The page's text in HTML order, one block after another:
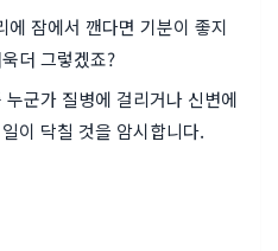
에 잠에서 깬다면 기분이 좋지
더 그렇겠죠?
누군가 질병에 걸리거나 신변에
이 닥칠 것을 암시합니다.